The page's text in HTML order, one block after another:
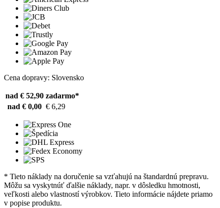
Cena dopravy: Slovensko
nad € 52,90 zadarmo*
nad € 0,00 € 6,29
* Tieto náklady na doručenie sa vzťahujú na štandardnú prepravu.
Môžu sa vyskytnúť ďalšie náklady, napr. v dôsledku hmotnosti,
veľkosti alebo vlastností výrobkov. Tieto informácie nájdete priamo
v popise produktu.